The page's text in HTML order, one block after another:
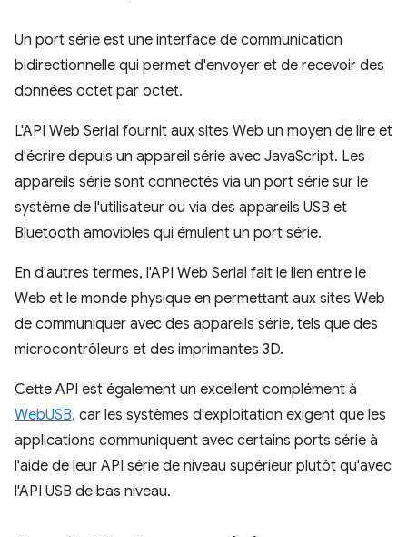
Un port série est une interface de communication
bidirectionnelle qui permet d'envoyer et de recevoir des
données octet par octet.
L'API Web Serial fournit aux sites Web un moyen de lire et
d'écrire depuis un appareil série avec JavaScript. Les
appareils série sont connectés via un port série sur le
système de l'utilisateur ou via des appareils USB et
Bluetooth amovibles qui émulent un port série.
En d'autres termes, l'API Web Serial fait le lien entre le
Web et le monde physique en permettant aux sites Web
de communiquer avec des appareils série, tels que des
microcontrôleurs et des imprimantes 3D.
Cette API est également un excellent complément à
WebUSB, car les systèmes d'exploitation exigent que les
applications communiquent avec certains ports série à
l'aide de leur API série de niveau supérieur plutôt qu'avec
l'API USB de bas niveau.